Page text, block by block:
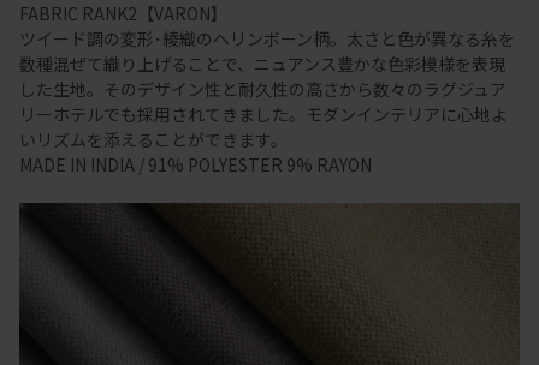
FABRIC RANK2【VARON】
ツイード調の変形･綾織のヘリンボーン柄。太さと色が異なる糸を
数種混ぜて織り上げることで、ニュアンス豊かな色彩模様を表現
した生地。そのデザイン性と耐久性の高さから数々のラグジュア
リーホテルでも採用されてきました。モダンインテリアに心地よ
いリズムを添えることができます。
MADE IN INDIA / 91% POLYESTER 9% RAYON